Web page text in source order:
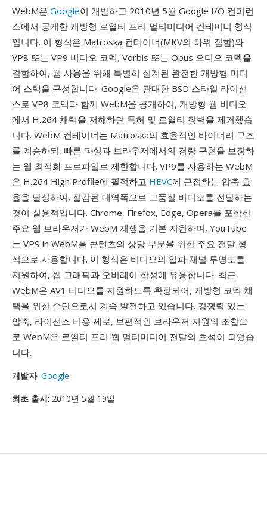
WebM은 Google이 개발하고 2010년 5월 Google I/O 컨퍼런
스에서 공개한 개방형 로열티 프리 멀티미디어 컨테이너 형식
입니다. 이 형식은 Matroska 컨테이너(MKV의 하위 집합)와
VP8 또는 VP9 비디오 코덱, Vorbis 또는 Opus 오디오 코덱을
결합하여, 웹 사용을 위해 특별히 설계된 완전한 개방형 미디
어 스택을 구성합니다. Google은 관대한 BSD 스타일 라이선
스로 VP8 코덱과 함께 WebM을 공개하여, 개방형 웹 비디오
에서 H.264 채택을 저해하던 특허 및 로열티 장벽을 제거했습
니다. WebM 컨테이너는 Matroska의 효율적인 바이너리 구조
를 계승하되, 빠른 파싱과 브라우저에서의 경량 구현을 보장하
는 웹 최적화 프로파일로 제한합니다. VP9를 사용하는 WebM
은 H.264 High Profile에 필적하고 HEVC에 근접하는 압축 효
율을 달성하여, 절감된 대역폭으로 고품질 비디오를 전달하는
것이 실용적입니다. Chrome, Firefox, Edge, Opera를 포함한
주요 웹 브라우저가 WebM 재생을 기본 지원하며, YouTube
는 VP9 in WebM을 콘텐츠의 상당 부분을 위한 주요 전달 형
식으로 사용합니다. 이 형식은 비디오의 알파 채널 투명도를
지원하여, 웹 그래픽과 오버레이 합성에 유용합니다. 최근
WebM은 AV1 비디오를 지원하도록 확장되어, 개방형 코덱 채
택을 위한 수단으로서 계속 발전하고 있습니다. 경쟁력 있는
압축, 라이선스 비용 제로, 보편적인 브라우저 지원의 조합으
로 WebM은 로열티 프리 웹 멀티미디어 전달의 초석이 되었습
니다.
개발자: Google
최초 출시: 2010년 5월 19일